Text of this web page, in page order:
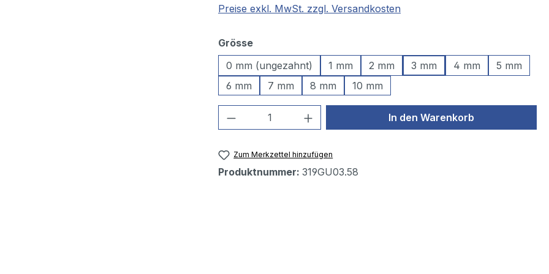
Preise exkl. MwSt. zzgl. Versandkosten
Grösseauswählen
0 mm (ungezahnt)
1 mm 2 mm 3 mm 4 mm
5 mm
6 mm
7 mm 8 mm 10 mm
Produkt Anzahl: Gib den gewünschten Wert
In den Warenkorb
Zum Merkzettel hinzufügen
Produktnummer: 319GU03.58